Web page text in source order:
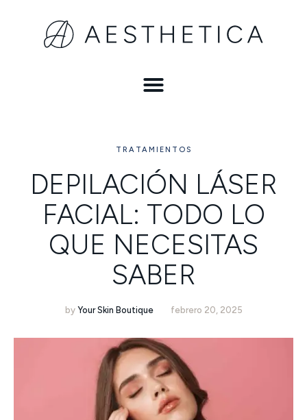
TRATAMIENTOS
DEPILACIÓN LÁSER
FACIAL: TODO LO
QUE NECESITAS
SABER
by Your Skin Boutique febrero 20, 2025